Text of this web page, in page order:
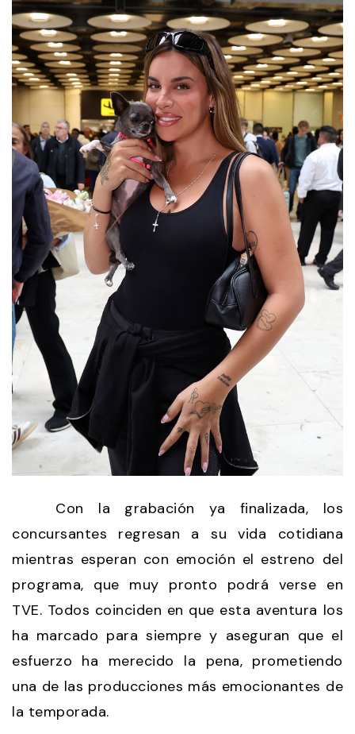
Con la grabación ya finalizada, los
concursantes regresan a su vida cotidiana
mientras esperan con emoción el estreno del
programa, que muy pronto podrá verse en
TVE. Todos coinciden en que esta aventura los
ha marcado para siempre y aseguran que el
esfuerzo ha merecido la pena, prometiendo
una de las producciones más emocionantes de
la temporada.